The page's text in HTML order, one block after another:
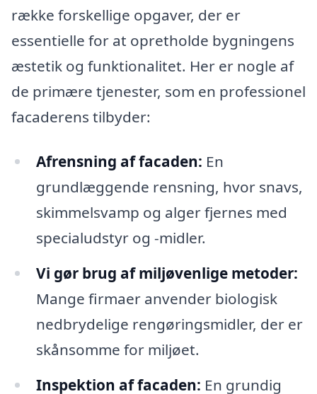
række forskellige opgaver, der er
essentielle for at opretholde bygningens
æstetik og funktionalitet. Her er nogle af
de primære tjenester, som en professionel
facaderens tilbyder:
Afrensning af facaden: En
grundlæggende rensning, hvor snavs,
skimmelsvamp og alger fjernes med
specialudstyr og -midler.
Vi gør brug af miljøvenlige metoder:
Mange firmaer anvender biologisk
nedbrydelige rengøringsmidler, der er
skånsomme for miljøet.
Inspektion af facaden: En grundig